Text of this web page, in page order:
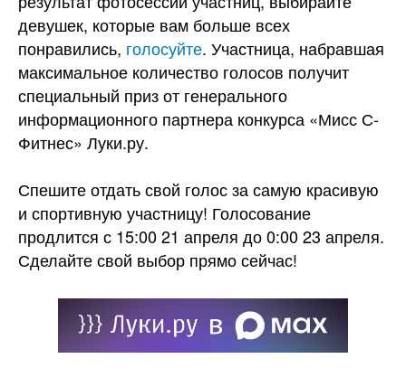
девушек, которые вам больше всех
понравились, голосуйте. Участница, набравшая
максимальное количество голосов получит
специальный приз от генерального
информационного партнера конкурса «Мисс С-
Фитнес» Луки.ру.
Спешите отдать свой голос за самую красивую
и спортивную участницу! Голосование
продлится с 15:00 21 апреля до 0:00 23 апреля.
Сделайте свой выбор прямо сейчас!